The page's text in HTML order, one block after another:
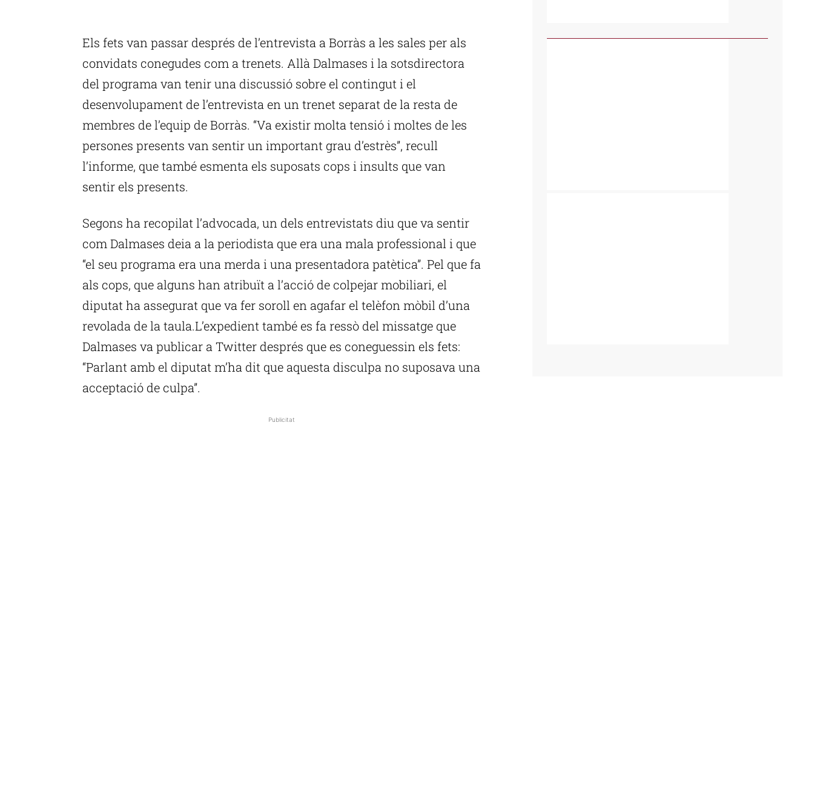
Els fets van passar després de l’entrevista a Borràs a les sales per als
convidats conegudes com a trenets. Allà Dalmases i la sotsdirectora
del programa van tenir una discussió sobre el contingut i el
desenvolupament de l’entrevista en un trenet separat de la resta de
membres de l’equip de Borràs. “Va existir molta tensió i moltes de les
persones presents van sentir un important grau d’estrès”, recull
l’informe, que també esmenta els suposats cops i insults que van
sentir els presents.
Segons ha recopilat l’advocada, un dels entrevistats diu que va sentir
com Dalmases deia a la periodista que era una mala professional i que
“el seu programa era una merda i una presentadora patètica”. Pel que fa
als cops, que alguns han atribuït a l’acció de colpejar mobiliari, el
diputat ha assegurat que va fer soroll en agafar el telèfon mòbil d’una
revolada de la taula.L’expedient també es fa ressò del missatge que
Dalmases va publicar a Twitter després que es coneguessin els fets:
“Parlant amb el diputat m’ha dit que aquesta disculpa no suposava una
acceptació de culpa”.
Publicitat